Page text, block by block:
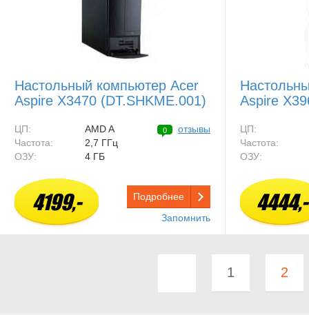
Настольный компьютер Acer
Aspire X3470 (DT.SHKME.001)
ЦП:
AMD A
Частота:
2,7 ГГц
ОЗУ:
4 ГБ
0 отзывы
4199,-
Подробнее
Запомнить
Aspire
ЦП:
Частота:
ОЗУ:
4444,-
1 2